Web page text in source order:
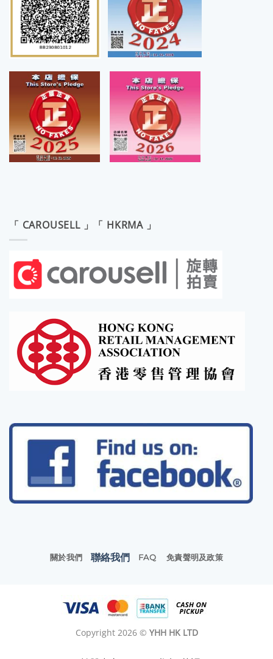
「 CAROUSELL 」「 HKRMA 」
關於我們 聯絡我們 FAQ 免責聲明及政策
Copyright 2026 © YHH HK LTD